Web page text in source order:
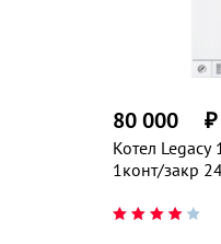
Котел
1конт/закр
80 000 ₽